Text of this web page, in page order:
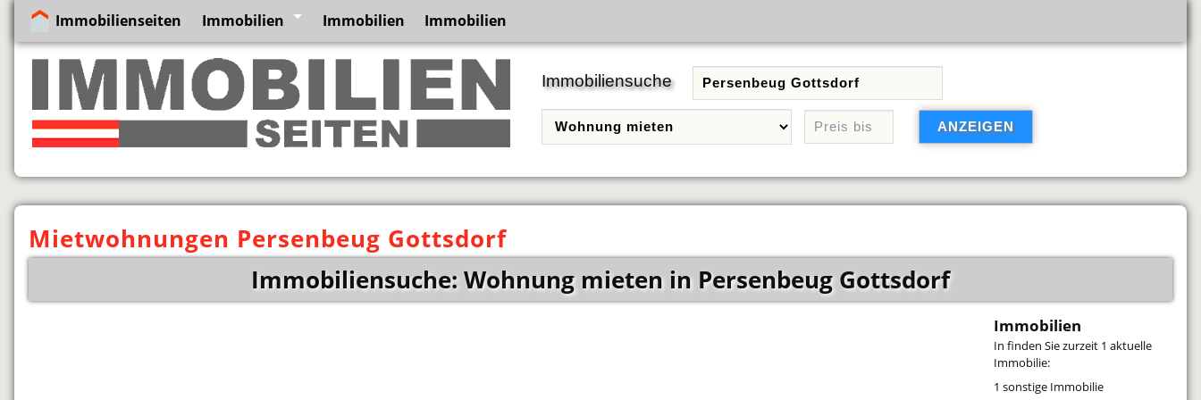
Immobilienseiten Immobilien Immobilien Immobilien
Immobiliensuche
Mietwohnungen Persenbeug Gottsdorf
Immobiliensuche: Wohnung mieten in Persenbeug Gottsdorf
Immobilien
In finden Sie zurzeit 1 aktuelle
Immobilie:
1 sonstige Immobilie